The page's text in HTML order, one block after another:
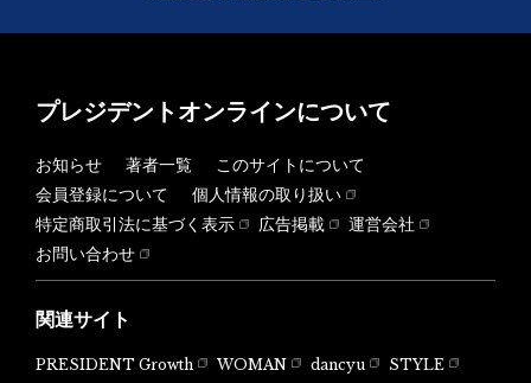
プレジデントオンラインについて
お知らせ 著者一覧
このサイトについて
会員登録について
個人情報の取り扱い
特定商取引法に基づく表示
広告掲載
運営会社
お問い合わせ
関連サイト
PRESIDENT Growth WOMAN dancyu
STYLE